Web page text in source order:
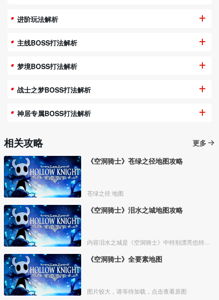
进阶玩法解析
主线BOSS打法解析
梦境BOSS打法解析
战士之梦BOSS打法解析
神居专属BOSS打法解析
相关攻略
更多
《空洞骑士》苍绿之径地图攻略
苍绿之径 地图
《空洞骑士》泪水之城地图攻略
《空洞骑士》全要素地图
图片较大，请等待加载，点击查看原图